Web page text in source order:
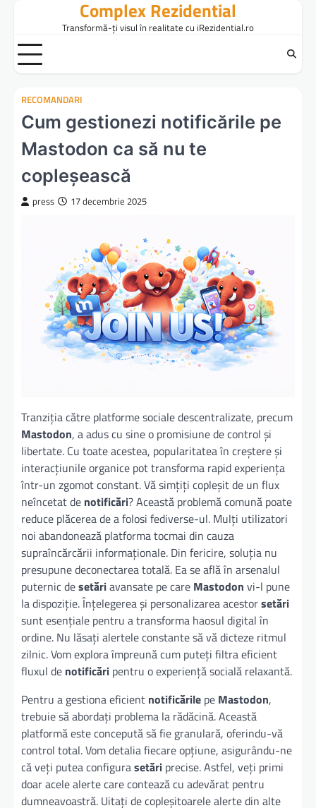
content
Complex Rezidential
Transformă-ți visul în realitate cu iRezidential.ro
RECOMANDARI
Cum gestionezi notificările pe
Mastodon ca să nu te
copleșească
press 17 decembrie 2025
Tranziția către platforme sociale descentralizate, precum
Mastodon, a adus cu sine o promisiune de control și
libertate. Cu toate acestea, popularitatea în creștere și
interacțiunile organice pot transforma rapid experiența
într-un zgomot constant. Vă simțiți copleșit de un flux
neîncetat de notificări? Această problemă comună poate
reduce plăcerea de a folosi fediverse-ul. Mulți utilizatori
noi abandonează platforma tocmai din cauza
supraîncărcării informaționale. Din fericire, soluția nu
presupune deconectarea totală. Ea se află în arsenalul
puternic desetăriavansate pe care Mastodon vi-l pune
la dispoziție. Înțelegerea și personalizarea acestorsetări
sunt esențiale pentru a transforma haosul digital în
ordine. Nu lăsați alertele constante să vă dicteze ritmul
zilnic. Vom explora împreună cum puteți filtra eficient
fluxul de notificări pentru o experiență socială relaxantă.
Pentru a gestiona eficient notificările pe Mastodon,
trebuie să abordați problema la rădăcină. Această
platformă este concepută să fie granulară, oferindu-vă
control total. Vom detalia fiecare opțiune, asigurându-ne
că veți putea configurasetări precise. Astfel, veți primi
doar acele alerte care contează cu adevărat pentru
dumneavoastră. Uitați de copleșitoarele alerte din alte